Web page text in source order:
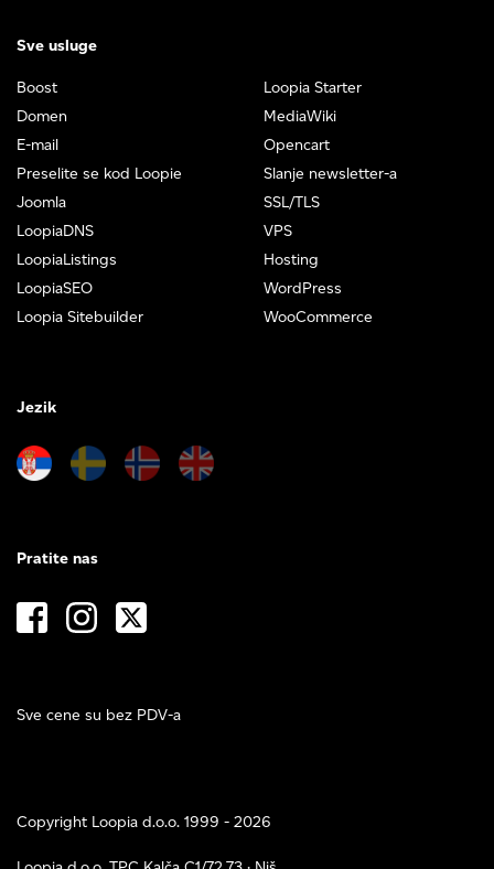
Sve usluge
Boost
Domen
E-mail
Preselite se kod Loopie
Joomla
LoopiaDNS
LoopiaListings
LoopiaSEO
Loopia Sitebuilder
Loopia Starter
MediaWiki
Opencart
Slanje newsletter-a
SSL/TLS
VPS
Hosting
WordPress
WooCommerce
Jezik
Sve cene su bez PDV-a
Pratite nas
Copyright Loopia d.o.o. 1999 - 2026